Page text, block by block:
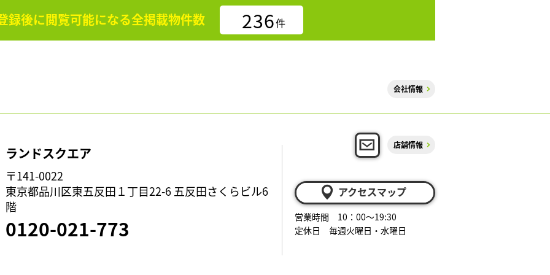
録後に閲覧可能になる全掲載物件数 236件
会社情報
ランドスクエア
〒141-0022
東京都品川区東五反田１丁目22-6 五反田さくらビル6
階
0120-021-773
店舗情報
アクセスマップ
営業時間 10：00～19:30
定休日 毎週火曜日・水曜日